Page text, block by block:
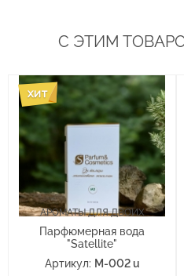
С ЭТИМ
АРОМАТЫ ДЛЯ ДВОИХ
Парфюмерная вода
"Satellite"
Артикул: M-002 u